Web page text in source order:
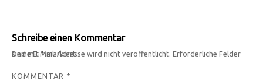
Schreibe einen Kommentar
Deine E-Mail-Adresse wird nicht veröffentlicht.
Erforderliche Felder sind mit*markiert
KOMMENTAR *